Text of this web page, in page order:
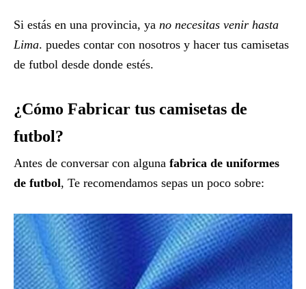
Si estás en una provincia, ya no necesitas venir hasta
Lima. puedes contar con nosotros y hacer tus camisetas
de futbol desde donde estés.
¿Cómo Fabricar tus camisetas de
futbol?
Antes de conversar con alguna fabrica de uniformes
de futbol, Te recomendamos sepas un poco sobre: